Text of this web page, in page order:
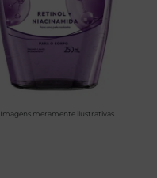
Imagens meramente ilustrativas